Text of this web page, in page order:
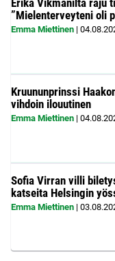
Erika Vikmanilta raju
”Mielenterveyteni oli
Emma Miettinen |
Kruununprinssi
vihdoin ilouutinen
Emma Miettinen |
Sofia Virran villi
katseita Helsingin
Emma Miettinen |